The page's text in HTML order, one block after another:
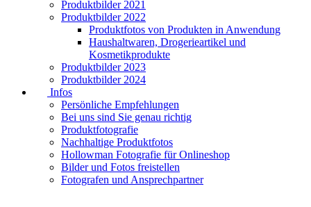
Produktbilder 2021
Produktbilder 2022
Produktfotos von Produkten in Anwendung
Haushaltwaren, Drogerieartikel und
Kosmetikprodukte
Produktbilder 2023
Produktbilder 2024
Infos
Persönliche Empfehlungen
Bei uns sind Sie genau richtig
Produktfotografie
Nachhaltige Produktfotos
Hollowman Fotografie für Onlineshop
Bilder und Fotos freistellen
Fotografen und Ansprechpartner